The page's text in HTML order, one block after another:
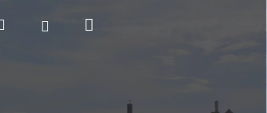
Hledat Přihlášení